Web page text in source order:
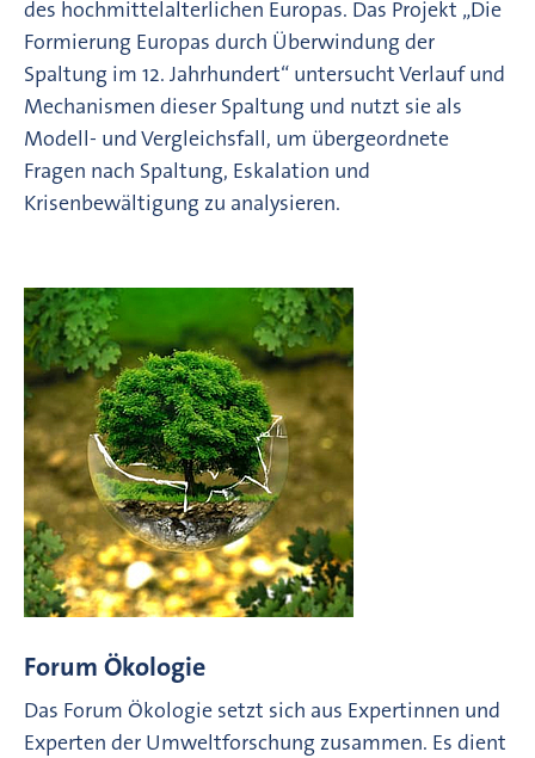
des hochmittelalterlichen Europas. Das Projekt „Die
Formierung Europas durch Überwindung der
Spaltung im 12. Jahrhundert“ untersucht Verlauf und
Mechanismen dieser Spaltung und nutzt sie als
Modell- und Vergleichsfall, um übergeordnete
Fragen nach Spaltung, Eskalation und
Krisenbewältigung zu analysieren.
Forum Ökologie
Das Forum Ökologie setzt sich aus Expertinnen und
Experten der Umweltforschung zusammen. Es dient